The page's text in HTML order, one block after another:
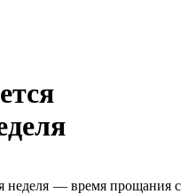
неделя — время прощания с